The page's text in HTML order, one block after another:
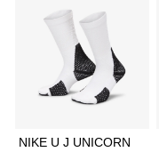
3 期 0 利率 每期
合作金庫商業銀行
華南商業銀行
上海商業儲蓄銀行
Apple Pay
NIKE U J UNICORN